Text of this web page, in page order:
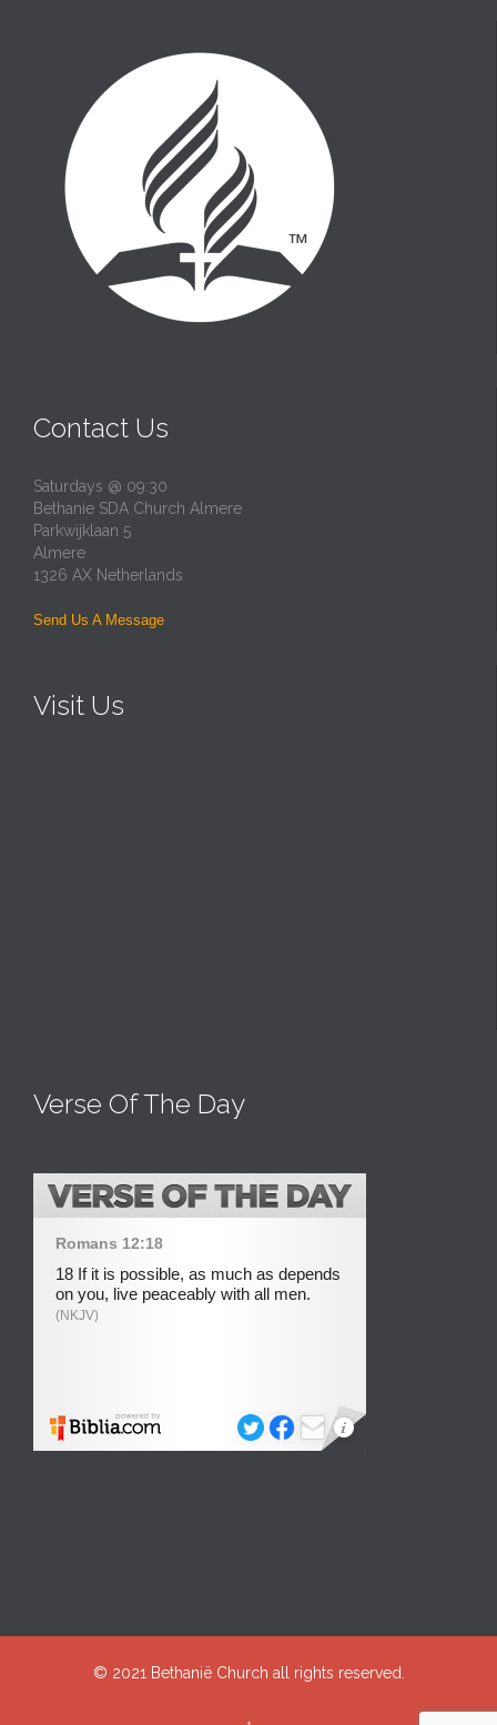
Contact Us
Saturdays @ 09:30
Bethanie SDA Church Almere
Parkwijklaan 5
Almere
1326 AX Netherlands
Send Us A Message
Visit Us
Verse Of The Day
© 2021 Bethanië Church all rights reserved.